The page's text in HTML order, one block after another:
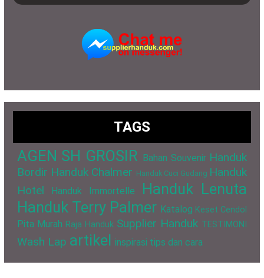
TAGS
AGEN SH GROSIR Bahan Souvenir Handuk
Bordir Handuk Chalmer Handuk Cuci Gudang Handuk
Hotel
Handuk Immortelle
Handuk Lenuta
Handuk Terry Palmer Katalog Keset Cendol
Pita Murah Raja Handuk Supplier Handuk TESTIMONI
Wash Lap artikel inspirasi tips dan cara